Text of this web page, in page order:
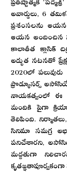
అవార్డులు, 6
ప్రశంసలను
ఆయన అందించిన
కాలాతీత క్లాసిక్
అద్భుత నటనతో
2020లో
ప్రొడ్యూసర్స్
నాయకత్వంలో ఈ
మందికి పైగా
తెలిపింది.
సినిమా సమగ్ర
పనిచేశారని,
మద్దతుగా
కృతజ్ఞతాపూర్వకంగా